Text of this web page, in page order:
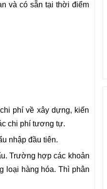
và có sẵn tại thời điểm
phí về xây dựng, kiến
chi phí tương tự.
nhập đầu tiên.
Trường hợp các khoản
loại hàng hóa. Thì phân